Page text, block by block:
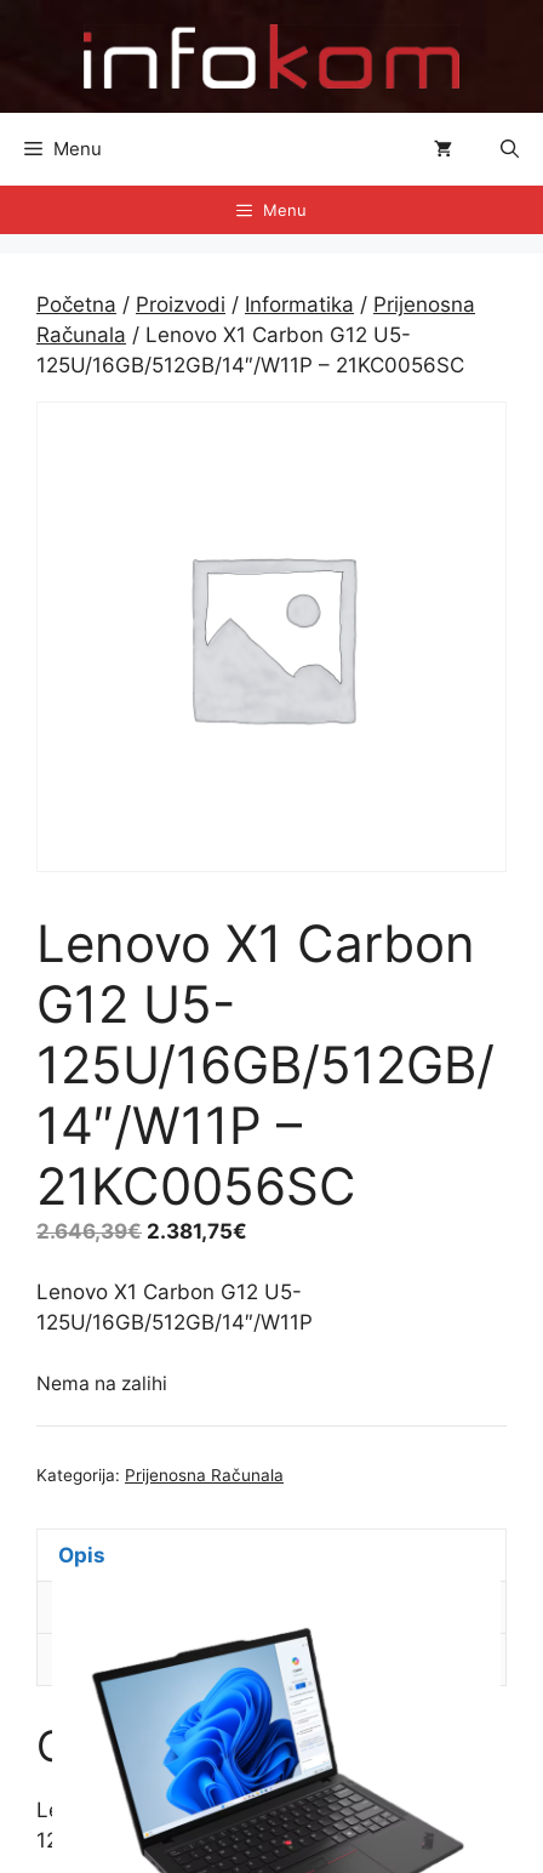
Menu
Menu
Početna / Proizvodi / Informatika / Prijenosna
Računala / Lenovo X1 Carbon G12 U5-
125U/16GB/512GB/14″/W11P – 21KC0056SC
Lenovo X1 Carbon
G12 U5-
125U/16GB/512GB/
14″/W11P –
21KC0056SC
2.646,39€ 2.381,75€
Lenovo X1 Carbon G12 U5-
125U/16GB/512GB/14″/W11P
Nema na zalihi
Kategorija: Prijenosna Računala
Opis
Recenzije (0)
Opis
Lenovo X1 Carbon G12 U5-
125U/16GB/512GB/14″/W11P